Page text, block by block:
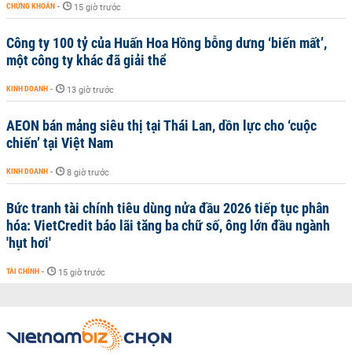
CHỨNG KHOÁN - 15 giờ trước
Công ty 100 tỷ của Huấn Hoa Hồng bỗng dưng ‘biến mất’,
một công ty khác đã giải thể
KINH DOANH - 13 giờ trước
AEON bán mảng siêu thị tại Thái Lan, dồn lực cho ‘cuộc
chiến’ tại Việt Nam
KINH DOANH - 8 giờ trước
Bức tranh tài chính tiêu dùng nửa đầu 2026 tiếp tục phân
hóa: VietCredit báo lãi tăng ba chữ số, ông lớn đầu ngành
'hụt hơi'
TÀI CHÍNH - 15 giờ trước